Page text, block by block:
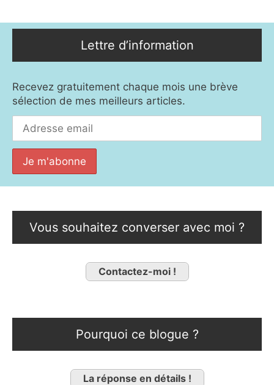
Lettre d’information
Recevez gratuitement chaque mois une brève
sélection de mes meilleurs articles.
Vous souhaitez converser avec moi ?
Contactez-moi !
Pourquoi ce blogue ?
La réponse en détails !